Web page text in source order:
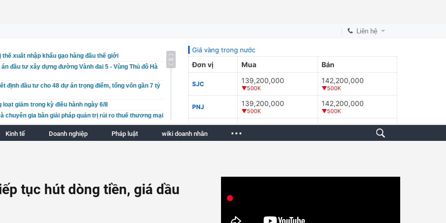
Liên hệ
thế xuất nhập khẩu gạo hàng đầu thế giới
đầu tư xây dựng đường Vành đai 5 - Vùng Thủ đô Hà
định đầu tư cho 48 dự án trọng điểm, tổng vốn gần 7 tỷ
loạt giảm trong kỳ điều hành ngày 6/8
chuyên gia bàn giải pháp quản trị rủi ro thuế thương mại
mở đường cho rau quả Việt Nam chinh phục thị trường
triệt để cho các thành phố là đô thị đặc biệt
Kinh tế Doanh nghiệp Pháp luật wiki doanh nhân
tục hút dòng tiền, giá dầu